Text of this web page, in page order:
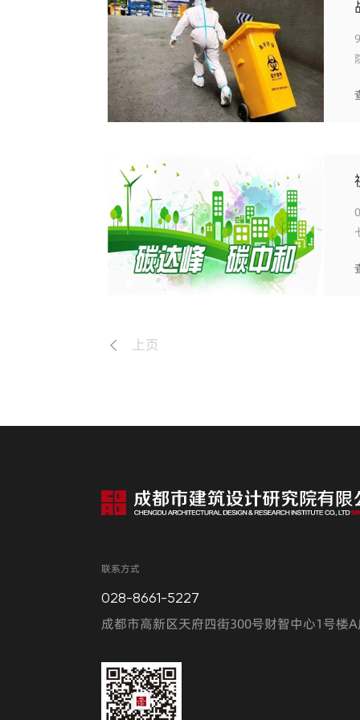
01前
上页
联系方式
028-8661-5227
成都市高新区天府四街300号财智中心1号楼